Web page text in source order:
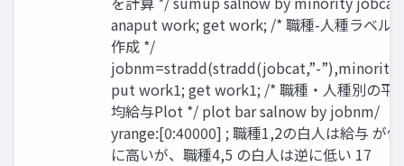
anaput work; get work; /* 職種-人種ラベル
作成 */
jobnm=stradd(stradd(jobcat,”-
put work1; get work1; /* 職種・人種別の平
均給与Plot */ plot bar salnow by jobnm/
yrange:[0:40000] ; 職種1,2の白人は給与 が僅
に高いが、職種4,5 の白人は逆に低い 17